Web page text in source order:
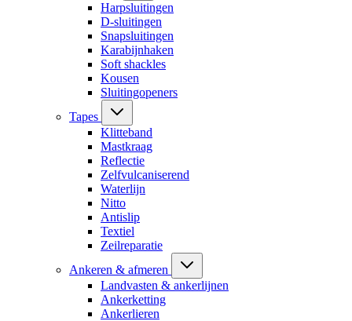
Harpsluitingen
D-sluitingen
Snapsluitingen
Karabijnhaken
Soft shackles
Kousen
Sluitingopeners
Tapes
Klitteband
Mastkraag
Reflectie
Zelfvulcaniserend
Waterlijn
Nitto
Antislip
Textiel
Zeilreparatie
Ankeren & afmeren
Landvasten & ankerlijnen
Ankerketting
Ankerlieren